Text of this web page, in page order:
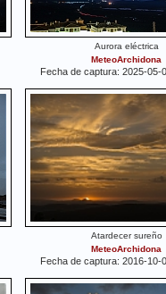
Aurora eléctrica
MeteoArchidona
Fecha de captura: 2025-05-
Atardecer sureño
MeteoArchidona
Fecha de captura: 2016-10-